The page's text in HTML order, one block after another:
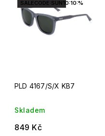
SALECODE:SUN10:10:%
PLD 4167/S/X KB7
Skladem
849 Kč